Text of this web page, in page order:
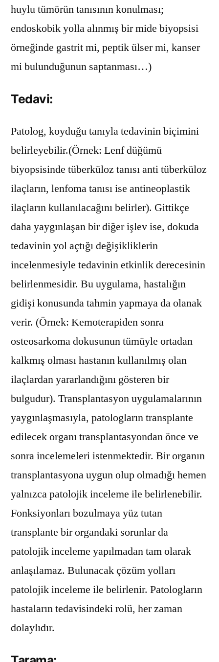
huylu tümörün tanısının konulması;
endoskobik yolla alınmış bir mide biyopsisi
örneğinde gastrit mi, peptik ülser mi, kanser
mi bulunduğunun saptanması…)
Tedavi:
Patolog, koyduğu tanıyla tedavinin biçimini
belirleyebilir.(Örnek: Lenf düğümü
biyopsisinde tüberküloz tanısı anti tüberküloz
ilaçların, lenfoma tanısı ise antineoplastik
ilaçların kullanılacağını belirler). Gittikçe
daha yaygınlaşan bir diğer işlev ise, dokuda
tedavinin yol açtığı değişikliklerin
incelenmesiyle tedavinin etkinlik derecesinin
belirlenmesidir. Bu uygulama, hastalığın
gidişi konusunda tahmin yapmaya da olanak
verir. (Örnek: Kemoterapiden sonra
osteosarkoma dokusunun tümüyle ortadan
kalkmış olması hastanın kullanılmış olan
ilaçlardan yararlandığını gösteren bir
bulgudur). Transplantasyon uygulamalarının
yaygınlaşmasıyla, patologların transplante
edilecek organı transplantasyondan önce ve
sonra incelemeleri istenmektedir. Bir organın
transplantasyona uygun olup olmadığı hemen
yalnızca patolojik inceleme ile belirlenebilir.
Fonksiyonları bozulmaya yüz tutan
transplante bir organdaki sorunlar da
patolojik inceleme yapılmadan tam olarak
anlaşılamaz. Bulunacak çözüm yolları
patolojik inceleme ile belirlenir. Patologların
hastaların tedavisindeki rolü, her zaman
dolaylıdır.